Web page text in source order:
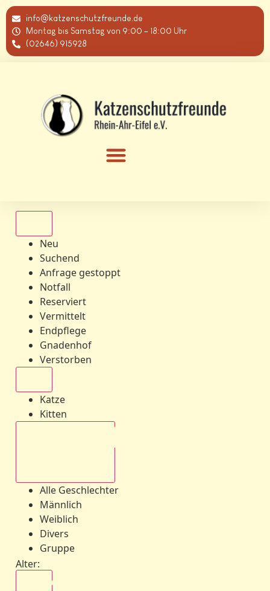
info@katzenschutzfreunde.de
Montag bis Samstag von 9:00 – 18:00 Uhr
(02646) 915928
Neu
Suchend
Anfrage gestoppt
Notfall
Reserviert
Vermittelt
Endpflege
Gnadenhof
Verstorben
Katze
Kitten
Alle Geschlechter
Männlich
Weiblich
Divers
Gruppe
Alter: